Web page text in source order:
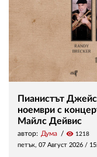
Пианистът
ноември с
Майлс Дейвис
автор: Дума visibility 1218
петък, 07 Август 2026 /